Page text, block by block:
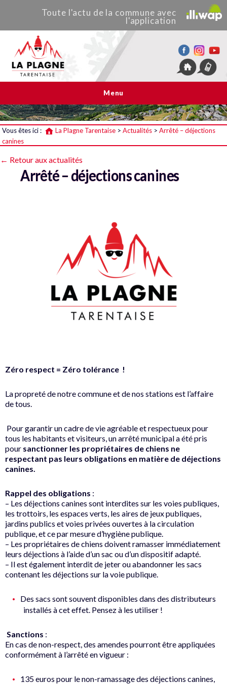
La Plagne Tarentaise
Toute l'actu de la commune avec
l'application
Menu
Vous êtes ici : La Plagne Tarentaise > Actualités > Arrêté – déjections
canines
← Retour aux actualités
Arrêté – déjections canines
Zéro respect = Zéro tolérance !
La propreté de notre commune et de nos stations est l’affaire
de tous.
Pour garantir un cadre de vie agréable et respectueux pour
tous les habitants et visiteurs, un arrêté municipal a été pris
pour sanctionner les propriétaires de chiens ne
respectant pas leurs obligations en matière de déjections
canines
Rappel des obligations :
– Les déjections canines sont interdites sur les voies publiques,
les trottoirs, les espaces verts, les aires de jeux publiques,
jardins publics et voies privées ouvertes à la circulation
publique, et ce par mesure d’hygiène publique.
– Les propriétaires de chiens doivent ramasser immédiatement
leurs déjections à l’aide d’un sac ou d’un dispositif adapté.
– Il est également interdit de jeter ou abandonner les sacs
contenant les déjections sur la voie publique.
Des sacs sont souvent disponibles dans des distributeurs
installés à cet effet. Pensez à les utiliser !
Sanctions :
En cas de non-respect, des amendes pourront être appliquées
conformément à l’arrêté en vigueur :
135 euros pour le non-ramassage des déjections canines,